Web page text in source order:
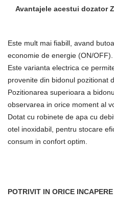
Avantajele acestui dozator
Este mult mai fiabill, avand
economie de energie (ON/OFF).
Este varianta electrica ce
provenite din bidonul pozitionat
Pozitionarea superioara a
observarea in orice moment al
Dotat cu robinete de apa cu
otel inoxidabil, pentru stocare
consum in confort optim.
POTRIVIT IN ORICE INCAPERE